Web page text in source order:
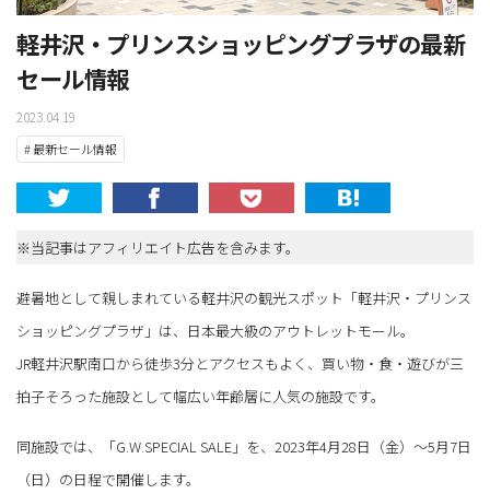
軽井沢・プリンスショッピングプラザの最新
セール情報
2023.04.19
# 最新セール情報
※当記事はアフィリエイト広告を含みます。
避暑地として親しまれている軽井沢の観光スポット「軽井沢・プリンス
ショッピングプラザ」は、日本最大級のアウトレットモール。
JR軽井沢駅南口から徒歩3分とアクセスもよく、買い物・食・遊びが三
拍子そろった施設として幅広い年齢層に人気の施設です。
同施設では、「G.W.SPECIAL SALE」を、2023年4月28日（金）～5月7日
（日）の日程で開催します。